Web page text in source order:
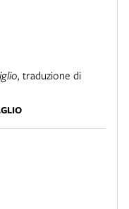
, traduzione di